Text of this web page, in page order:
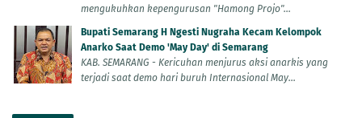
mengukuhkan kepengurusan "Hamong Projo"...
Bupati Semarang H Ngesti Nugraha Kecam Kelompok
Anarko Saat Demo 'May Day' di Semarang
KAB. SEMARANG - Kericuhan menjurus aksi anarkis yang
terjadi saat demo hari buruh Internasional May...